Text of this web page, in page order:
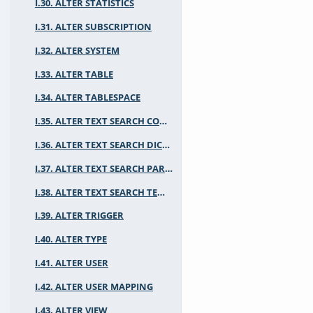
I.30. ALTER STATISTICS
I.31. ALTER SUBSCRIPTION
I.32. ALTER SYSTEM
I.33. ALTER TABLE
I.34. ALTER TABLESPACE
I.35. ALTER TEXT SEARCH CONFIGURATION
I.36. ALTER TEXT SEARCH DICTIONARY
I.37. ALTER TEXT SEARCH PARSER
I.38. ALTER TEXT SEARCH TEMPLATE
I.39. ALTER TRIGGER
I.40. ALTER TYPE
I.41. ALTER USER
I.42. ALTER USER MAPPING
I.43. ALTER VIEW